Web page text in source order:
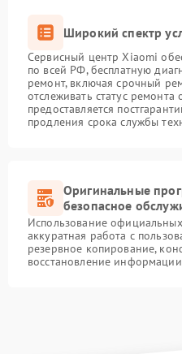
Широкий спектр
Сервисный центр Xiaomi
по всей РФ, бесплатную
ремонт, включая срочный
отслеживать статус ремонта
предоставляется
продления срока службы
Оригинальные
безопасное
Использование
аккуратная работа с
резервное копирование,
восстановление